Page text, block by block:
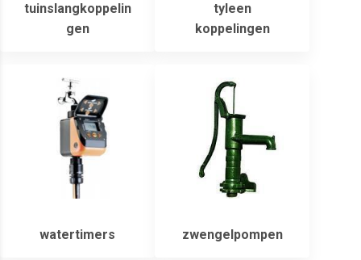
tuinslangkoppelin
gen
tyleen
koppelingen
watertimers zwengelpompen